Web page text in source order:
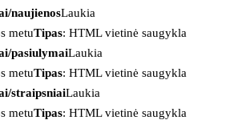
naujienosLaukia
metuTipas: HTML vietinė saugykla
pasiulymaiLaukia
metuTipas: HTML vietinė saugykla
straipsniaiLaukia
metuTipas: HTML vietinė saugykla